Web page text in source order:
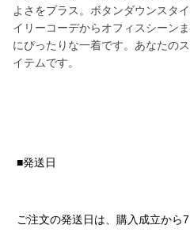
よさをプラス。ボタンダウンスタ
イリーコーデからオフィスシーン
にぴったりな一着です。あなたの
イテムです。
■発送日
ご注文の発送日は、購入成立から